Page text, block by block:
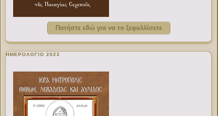
Πατήστε εδώ για να το ξεφυλλίσετε
ΗΜΕΡΟΛΟΓΙΟ 2023